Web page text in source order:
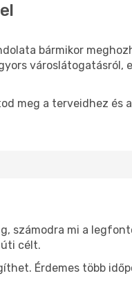
bármikor
városlátogatásról,
meg a terveidhez és a
számodra mi a
úti célt.
Érdemes több